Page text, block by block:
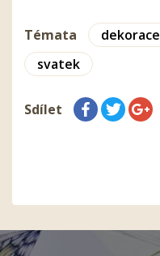
Témata dekorace
svatek
Sdílet